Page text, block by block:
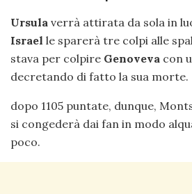
Ursula verrà attirata da sola in
Israel le sparerà tre colpi alle
stava per colpire Genoveva con
decretando di fatto la sua morte.
dopo 1105 puntate, dunque,
si congederà dai fan in modo
poco.